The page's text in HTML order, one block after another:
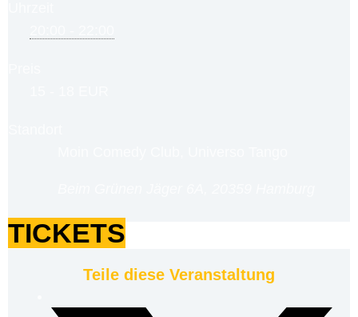
TICKETS
Teile diese Veranstaltung